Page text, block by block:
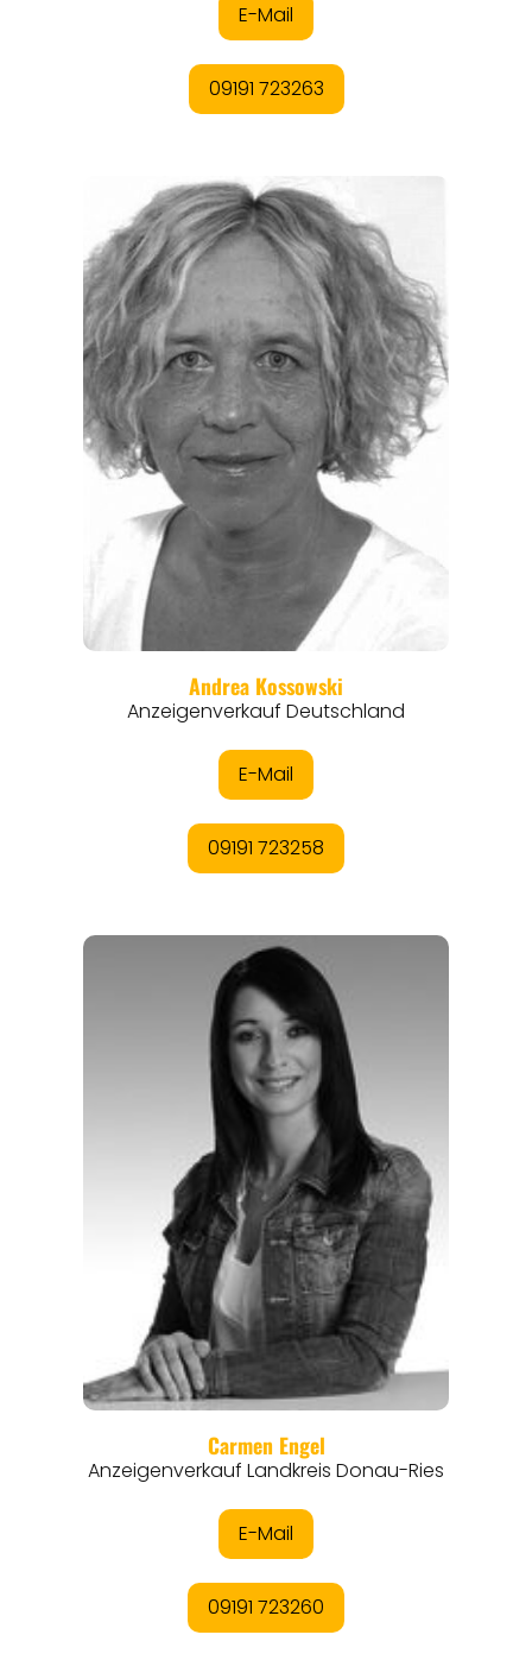
REGIONEN
ORTE
EVENTS
REISEFÜHRER
THEMEN
ANGEBOTE